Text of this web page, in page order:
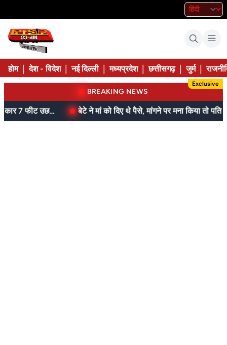
होम देश - विदेश नई दिल्ली मध्यप्रदेश छत्तीसगढ़ जुर्म
BREAKING NEWS
Exclusive
बेटे ने मां को दिए थे पैसे, मांगने पर मना किया तो पति ने लात-घूसों से तोड़ी तिल्ली; गिरफ्तार